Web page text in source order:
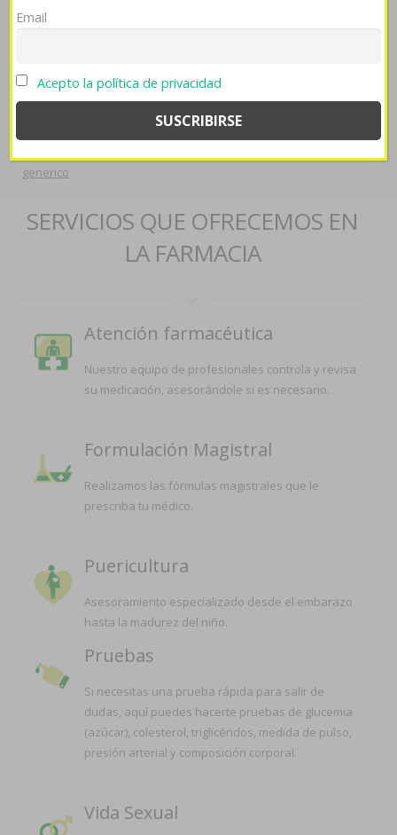
https://farmaciapilarica.es/pilaricameds-foro-compra-robaxin-
adofen reneuron luramon profesional
oral-jelly-generico-en-españa/::contenido online
generico
SERVICIOS QUE OFRECEMOS EN
LA FARMACIA
Atención farmacéutica
Nuestro equipo de profesionales controla y revisa
su medicación, asesorándole si es necesario.
Formulación Magistral
Realizamos las fórmulas magistrales que le
prescriba tu médico.
Puericultura
Asesoramiento especializado desde el embarazo
hasta la madurez del niño.
Pruebas
Si necesitas una prueba rápida para salir de
dudas, aquí puedes hacerte pruebas de glucemia
(azúcar), colesterol, triglicéridos, medida de pulso,
presión arterial y composición corporal.
Vida Sexual
Email
Acepto la política de privacidad